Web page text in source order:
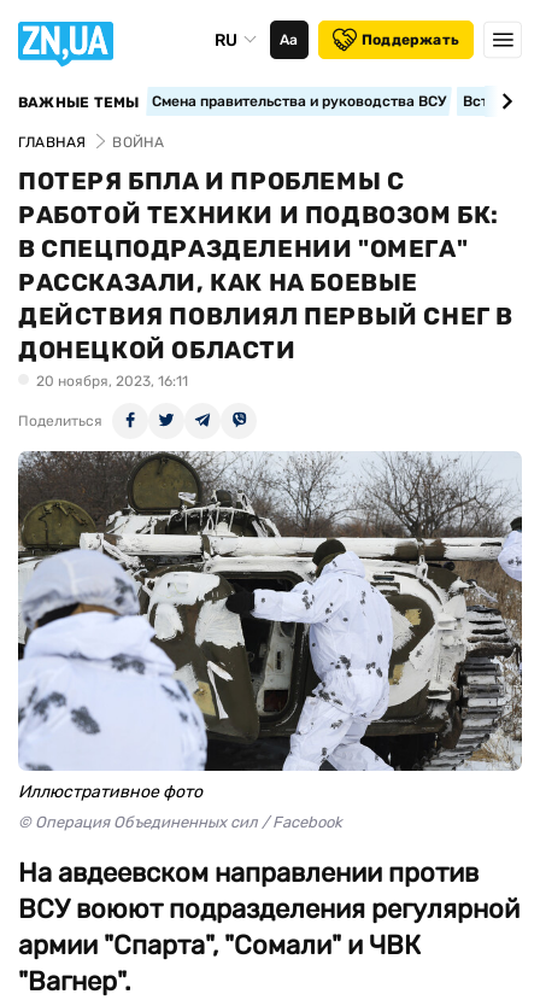
RU Аа Поддержать
ВАЖНЫЕ ТЕМЫ Смена правительства и руководства ВСУ
ГЛАВНАЯ ВОЙНА
ПОТЕРЯ БПЛА И ПРОБЛЕМЫ С
РАБОТОЙ ТЕХНИКИ И ПОДВОЗОМ БК:
В СПЕЦПОДРАЗДЕЛЕНИИ "ОМЕГА"
РАССКАЗАЛИ, КАК НА БОЕВЫЕ
ДЕЙСТВИЯ ПОВЛИЯЛ ПЕРВЫЙ СНЕГ В
ДОНЕЦКОЙ ОБЛАСТИ
20 ноября, 2023, 16:11
Поделиться
Иллюстративное фото
© Операция Объединенных сил / Facebook
На авдеевском направлении против
ВСУ воюют подразделения регулярной
армии "Спарта", "Сомали" и ЧВК
"Вагнер".